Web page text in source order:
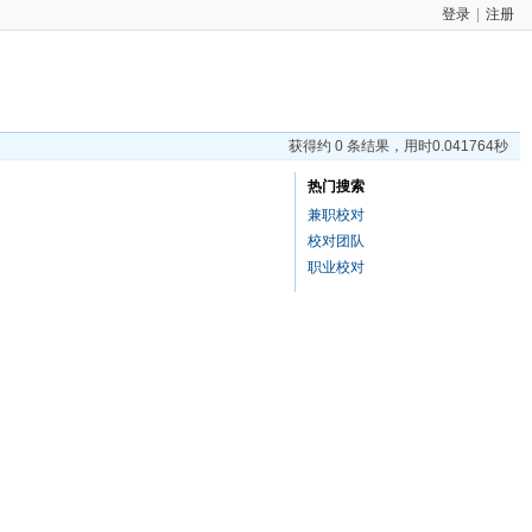
登录 注册
获得约 0 条结果，用时0.041764秒
热门搜索
兼职校对
校对团队
职业校对